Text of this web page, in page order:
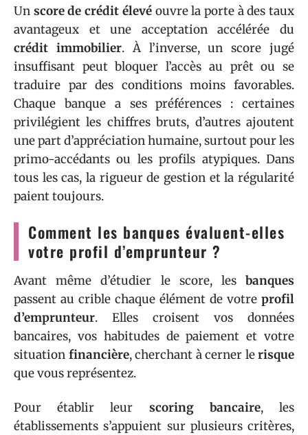
Un score de crédit élevéouvre la porte à des taux
avantageux et une acceptation accélérée du
crédit immobilier. À l’inverse, un score jugé
insuffisant peut bloquer l’accès au prêt ou se
traduire par des conditions moins favorables.
Chaque banque a ses préférences : certaines
privilégient les chiffres bruts, d’autres ajoutent
une part d’appréciation humaine, surtout pour les
primo-accédants ou les profils atypiques. Dans
tous les cas, la rigueur de gestion et la régularité
paient toujours.
Comment les banques évaluent-elles
votre profil d’emprunteur ?
Avant même d’étudier le score, les banques
passent au crible chaque élément de votre profil
d’emprunteur. Elles croisent vos données
bancaires, vos habitudes de paiement et votre
situation financière, cherchant à cerner lerisque
que vous représentez.
Pour établir leur scoring bancaire, les
établissements s’appuient sur plusieurs critères,